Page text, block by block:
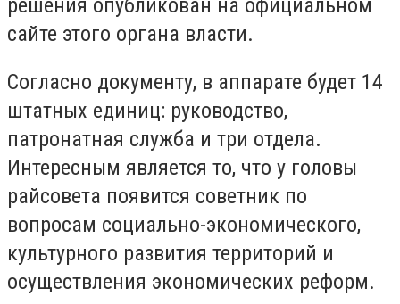
решения опубликован на официальном
сайте этого органа власти.
Согласно документу, в аппарате будет 14
штатных единиц: руководство,
патронатная служба и три отдела.
Интересным является то, что у головы
райсовета появится советник по
вопросам социально-экономического,
культурного развития территорий и
осуществления экономических реформ.